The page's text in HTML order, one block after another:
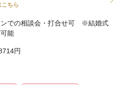
ちら
での相談会・打合せ可 ※結婚式
能
円